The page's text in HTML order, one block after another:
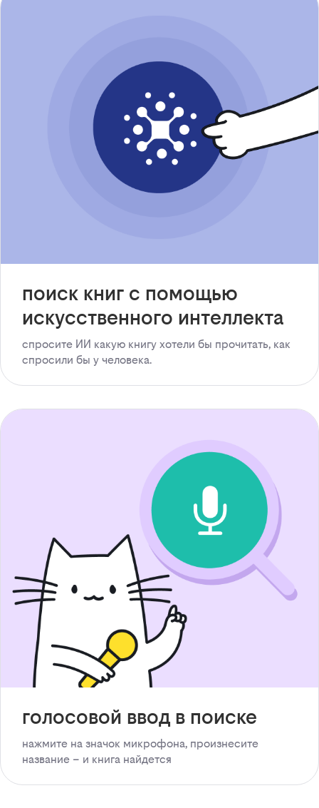
поиск книг с помощью
искусственного интеллекта
спросите ИИ какую книгу хотели бы прочитать, как
спросили бы у человека.
голосовой ввод в поиске
нажмите на значок микрофона, произнесите
название – и книга найдется